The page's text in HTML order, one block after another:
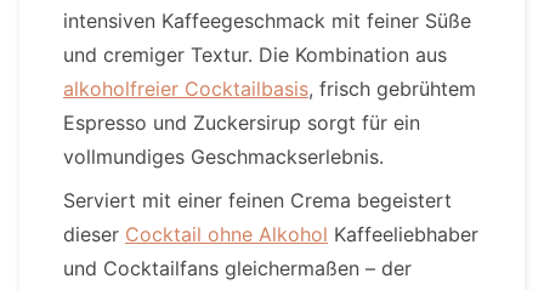
intensiven Kaffeegeschmack mit feiner Süße
und cremiger Textur. Die Kombination aus
alkoholfreier Cocktailbasis, frisch gebrühtem
Espresso und Zuckersirup sorgt für ein
vollmundiges Geschmackserlebnis.
Serviert mit einer feinen Crema begeistert
dieser Cocktail ohne Alkohol Kaffeeliebhaber
und Cocktailfans gleichermaßen – der